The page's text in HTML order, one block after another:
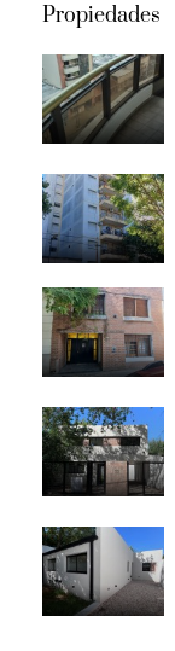
Propiedades